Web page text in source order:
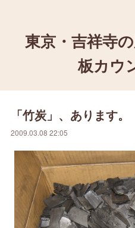
東京・吉祥寺
板カウ
「竹炭」、あります。
2009.03.08 22:05